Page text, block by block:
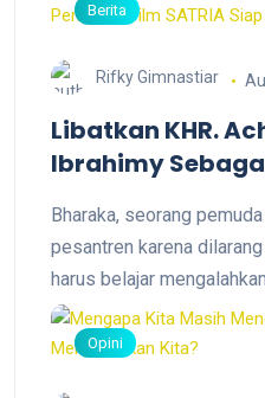
Berita
Rifky Gimnastiar
Libatkan KHR.
Ibrahimy
Bharaka, seorang
pesantren karena
harus belajar
kegagalan, dan
bisa meraih restu ibu
Opini